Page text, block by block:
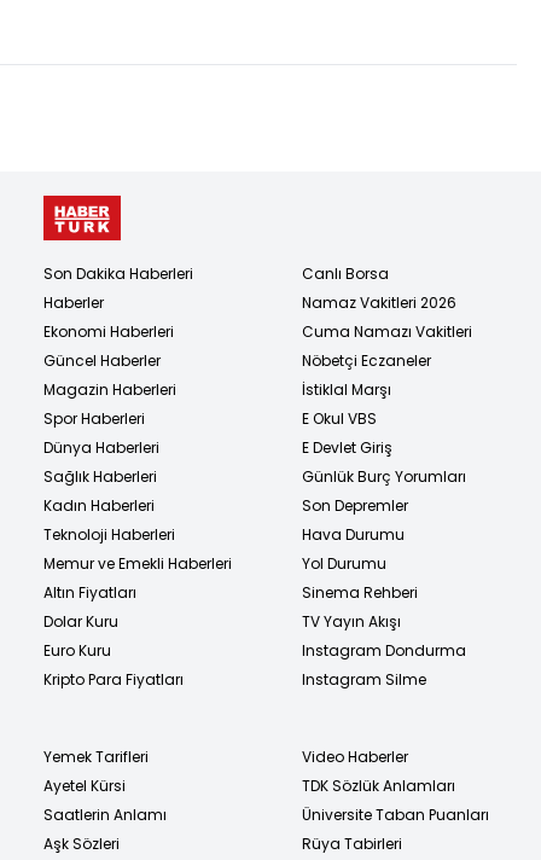
Son Dakika Haberleri
Haberler
Ekonomi Haberleri
Güncel Haberler
Magazin Haberleri
Spor Haberleri
Dünya Haberleri
Sağlık Haberleri
Kadın Haberleri
Teknoloji Haberleri
Memur ve Emekli Haberleri
Altın Fiyatları
Dolar Kuru
Euro Kuru
Kripto Para Fiyatları
Canlı Borsa
Namaz Vakitleri 2026
Cuma Namazı Vakitleri
Nöbetçi Eczaneler
İstiklal Marşı
E Okul VBS
E Devlet Giriş
Günlük Burç Yorumları
Son Depremler
Hava Durumu
Yol Durumu
Sinema Rehberi
TV Yayın Akışı
Instagram Dondurma
Instagram Silme
Yemek Tarifleri
Ayetel Kürsi
Saatlerin Anlamı
Aşk Sözleri
Video Haberler
TDK Sözlük Anlamları
Üniversite Taban Puanları
Rüya Tabirleri